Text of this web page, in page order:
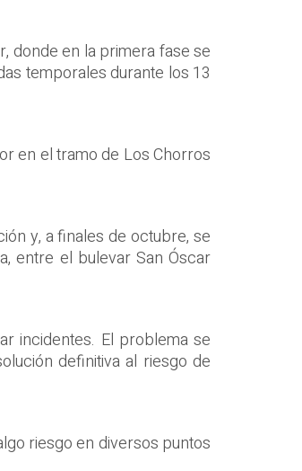
donde en la primera fase se
temporales durante los 13
en el tramo de Los Chorros
y, a finales de octubre, se
entre el bulevar San Óscar
incidentes. El problema se
definitiva al riesgo de
riesgo en diversos puntos